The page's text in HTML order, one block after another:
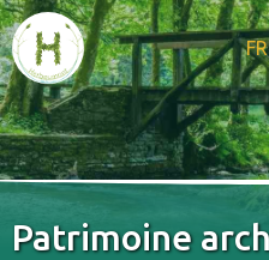
Patrimoine